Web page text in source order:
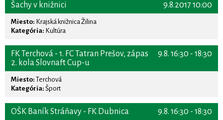
9.8.2017 10:00
Šachy v knižnici
Miesto: Krajská knižnica Žilina
Kategória: Kultúra
9.8. 16:30 - 18:30
FK Terchová - 1. FC Tatran Prešov, zápas
2. kola Slovnaft Cup-u
Miesto: Terchová
Kategória: Šport
9.8. 16:30 - 18:30
OŠK Baník Stráňavy - FK Dubnica